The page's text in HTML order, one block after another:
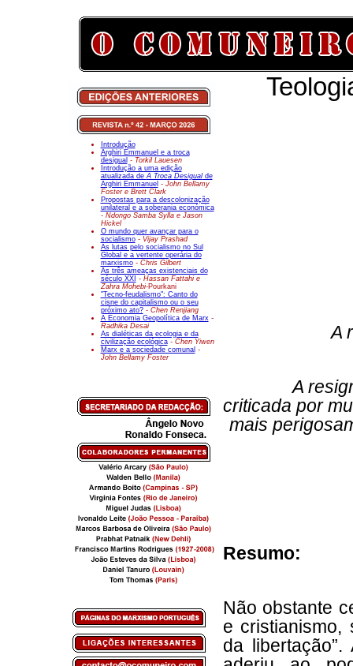
Introdução
Arghiri Emmanuel e a troca
desigual - Torkil Lauesen
Introdução a uma edição
atualizada deA Troca Desigualde
Arghiri Emmanuel - John Bellamy
Foster e Brett Clark
Propostas para a descolonização
unilateral e a soberania económica
- Ndongo Samba Sylla e Jason
Hickel
O mundo quer avançar para o
socialismo- Vijay Prashad
As lutas pelo socialismo no Sul
Global e a vertente operária do
marxismo- Chris Gilbert
As três ameaças existenciais do
século XXI - Hassan Fattahi e
Zahra Mohebi-Pourkani
"Tecno-feudalismo": Canto do
cisne do capitalismo ou o seu
próximo ato? - Chen Renjiang
A Economia Geopolítica de Marx-
Radhika Desai
As dialéticas da ecologia e da
civilização ecológica - Chen Yiwen
Marx e a sociedade comunal -
John Bellamy Foster
A
A
criticada por
mais
Resumo:
Não obstante
e cristianismo,
da